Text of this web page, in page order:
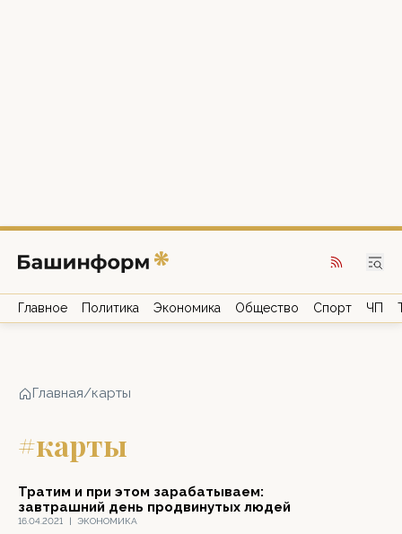
Главное Политика Экономика Общество Спорт ЧП
Главная/карты
#карты
16.04.2021 | ЭКОНОМИКА
Тратим и при этом зарабатываем:
завтрашний день продвинутых людей